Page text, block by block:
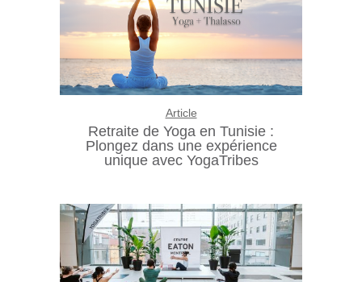
Article
Retraite de Yoga en Tunisie :
Plongez dans une expérience
unique avec YogaTribes